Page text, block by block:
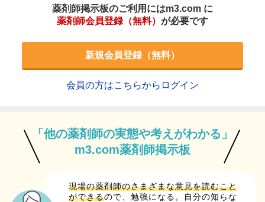
薬剤師掲示板のご利用にはm3.com に
薬剤師会員登録（無料） が必要です
新規会員登録（無料）
会員の方はこちらからログイン
「他の薬剤師の実態や考えがわかる」
m3.com薬剤師掲示板
現場の薬剤師のさまざまな意見を読むこと
ができるので、勉強になる。自分の知らな